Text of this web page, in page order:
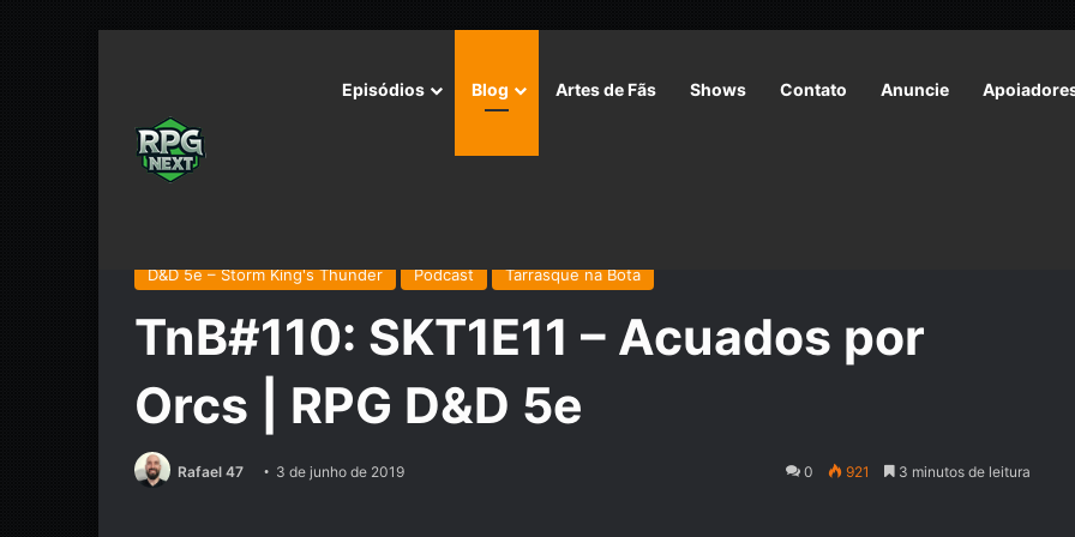
Episódios Blog Artes de Fãs Shows Contato Anuncie
D&D 5e – Storm King's Thunder Podcast Tarrasque na Bota
TnB#110: SKT1E11 – Acuados por
Orcs | RPG D&D 5e
Rafael 47 3 de junho de 2019 0 921 3 minutos de leitura